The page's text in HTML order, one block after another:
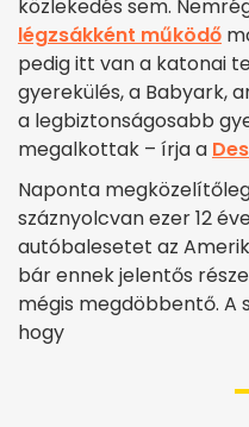
közlekedés sem.
légzsákként működő
pedig itt van a katonai
gyerekülés, a Babyark,
a legbiztonságosabb
megalkottak – írja a
Naponta
száznyolcvan ezer 12
autóbalesetet az
bár ennek jelentős
mégis megdöbbentő. A
hogy